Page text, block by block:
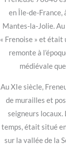
en Île-de-France,
Mantes-la-Jolie.
« Frenoise » et
remonte à
médiévale
Au XIe siècle,
de murailles et
seigneurs
temps, était situé
sur la vallée de la